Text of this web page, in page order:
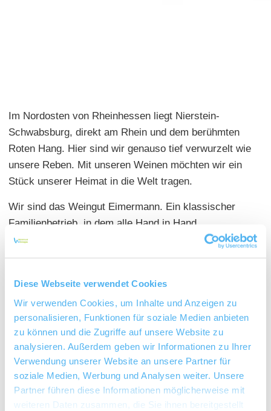
Diese Webseite verwendet Cookies
Wir verwenden Cookies, um Inhalte und Anzeigen zu
personalisieren, Funktionen für soziale Medien anbieten
zu können und die Zugriffe auf unsere Website zu
analysieren. Außerdem geben wir Informationen zu Ihrer
Verwendung unserer Website an unsere Partner für
soziale Medien, Werbung und Analysen weiter. Unsere
Partner führen diese Informationen möglicherweise mit
weiteren Daten zusammen, die Sie ihnen bereitgestellt
Im Nordosten von Rheinhessen liegt Nierstein-
Schwabsburg, direkt am Rhein und dem berühmten
Roten Hang. Hier sind wir genauso tief verwurzelt wie
unsere Reben. Mit unseren Weinen möchten wir ein
Stück unserer Heimat in die Welt tragen.
Wir sind das Weingut Eimermann. Ein klassischer
Familienbetrieb, in dem alle Hand in Hand
zusammenarbeiten: die Eimermänner Werner und
Thore, beides studierte Önologen, zwei Nachwuchs-
Mitarbeiterin Elke und ein großartiges Team!
Bereits seit dem 19. Jahrhundert baut unsere Familie
Wein an. Die Arbeit im Weinberg und im Weinkeller,
die Herausforderungen der Natur, der Ausbau
charaktervoller Weine – dieses Handwerk betreiben
wir mit viel Herzblut und Leidenschaft.
Unsere Weinberge gehören zu den besten Lagen des